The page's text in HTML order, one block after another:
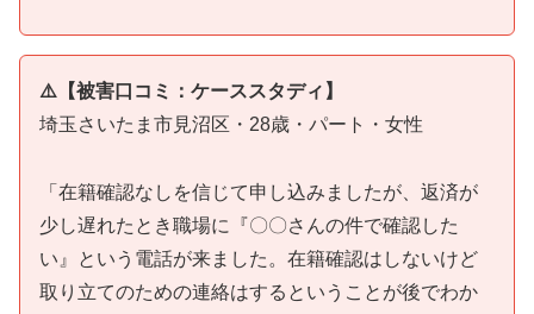
⚠️【被害口コミ：ケーススタディ】
埼玉さいたま市見沼区・28歳・パート・女性
「在籍確認なしを信じて申し込みましたが、返済が
少し遅れたとき職場に『〇〇さんの件で確認した
い』という電話が来ました。在籍確認はしないけど
取り立てのための連絡はするということが後でわか